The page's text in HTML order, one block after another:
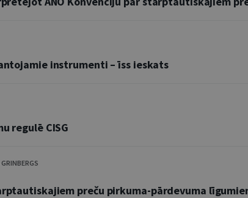
instrumenti – īss ieskats
regulē CISG
preču pirkuma-pārdevuma